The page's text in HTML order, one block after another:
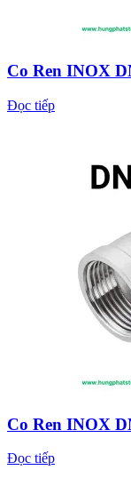
Co Ren INOX
Đọc tiếp
Co Ren INOX
Đọc tiếp